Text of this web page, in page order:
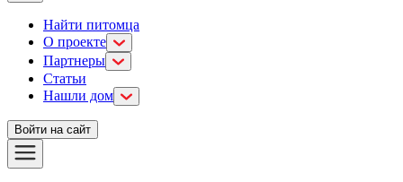
Найти питомца
О проекте
Партнеры
Статьи
Нашли дом
Войти на сайт